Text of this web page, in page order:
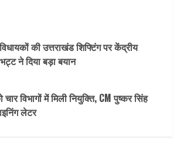
की उत्तराखंड शिफ्टिंग पर केंद्रीय
ने दिया बड़ा बयान
विभागों में मिली नियुक्ति, CM पुष्कर सिंह
लेटर